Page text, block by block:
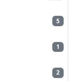
5
1
2